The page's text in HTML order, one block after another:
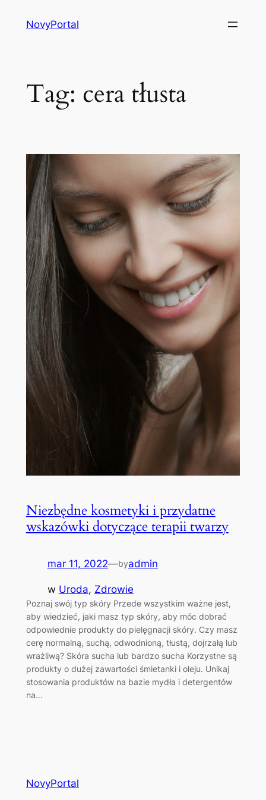
NovyPortal
Tag: cera tłusta
Niezbędne kosmetyki i przydatne
wskazówki dotyczące terapii twarzy
mar 11, 2022—byadmin
w Uroda, Zdrowie
Poznaj swój typ skóry Przede wszystkim ważne jest,
aby wiedzieć, jaki masz typ skóry, aby móc dobrać
odpowiednie produkty do pielęgnacji skóry. Czy masz
cerę normalną, suchą, odwodnioną, tłustą, dojrzałą lub
wrażliwą? Skóra sucha lub bardzo sucha Korzystne są
produkty o dużej zawartości śmietanki i oleju. Unikaj
stosowania produktów na bazie mydła i detergentów
na…
NovyPortal